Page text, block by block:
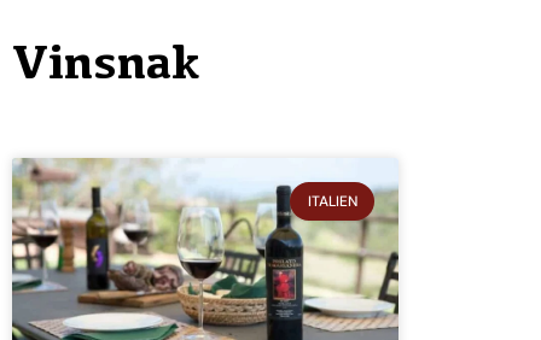
Vinsnak
ITALIEN